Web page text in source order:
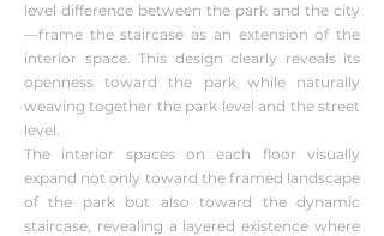
level difference between the park and the city
—frame the staircase as an extension of the
interior space. This design clearly reveals its
openness toward the park while naturally
weaving together the park level and the street
level.
The interior spaces on each floor visually
expand not only toward the framed landscape
of the park but also toward the dynamic
staircase, revealing a layered existence where